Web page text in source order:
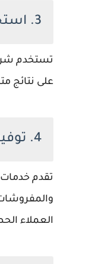
3. استخدام الأجهزة والمعدات الحديثة
على نتائج
4. توفير خدمات متنوعة
تقدم
العملاء